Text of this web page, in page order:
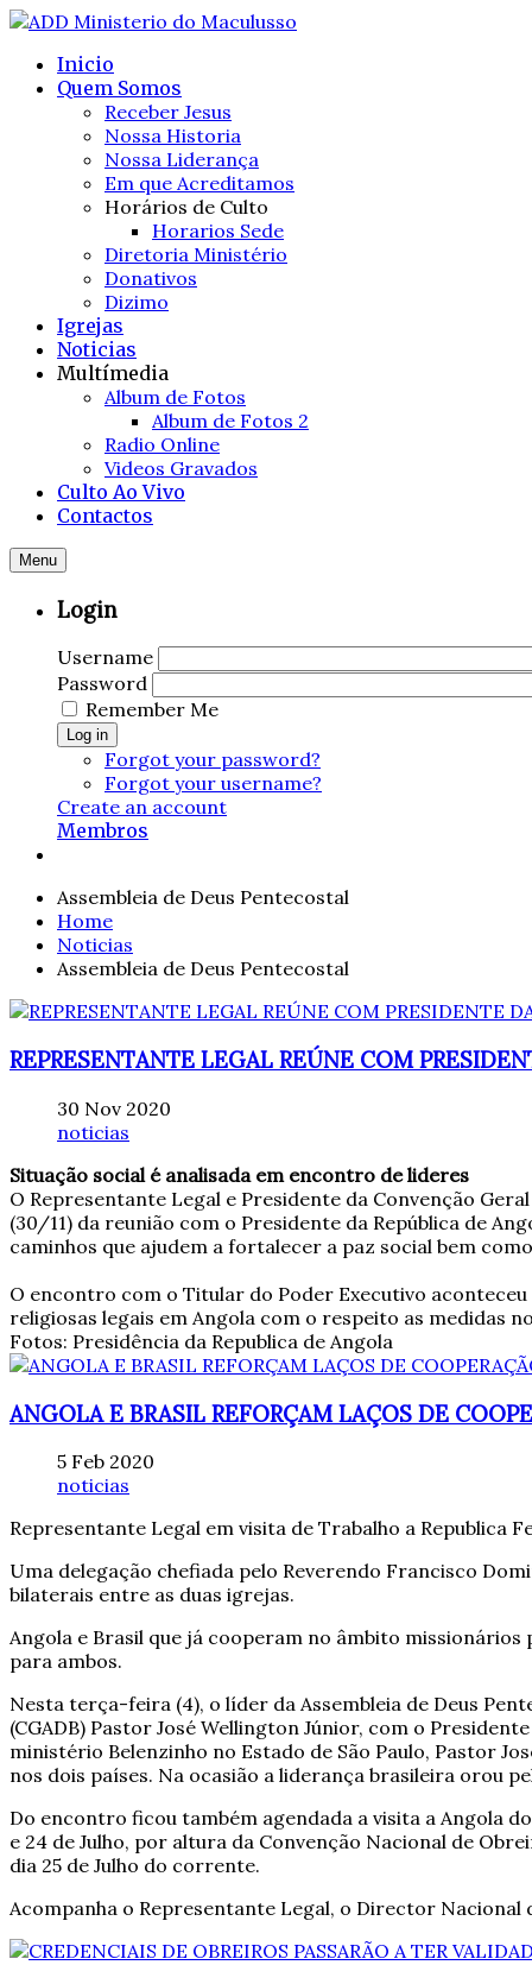
Inicio
Quem Somos
Receber Jesus
Nossa Historia
Nossa Liderança
Em que Acreditamos
Horários de Culto
Horarios Sede
Diretoria Ministério
Donativos
Dizimo
Igrejas
Noticias
Multímedia
Album de Fotos
Album de Fotos 2
Radio Online
Videos Gravados
Culto Ao Vivo
Contactos
Menu
Login
Username
Password
Remember Me
Log in
Forgot your password?
Forgot your username?
Create an account
Membros
Assembleia de Deus Pentecostal
Home
Noticias
Assembleia de Deus Pentecostal
REPRESENTANTE LEGAL REÚNE COM
30 Nov 2020
noticias
Situação social é analisada em encontro de lideres
O Representante Legal e Presidente da Convenção
(30/11) da reunião com o Presidente da República de
caminhos que ajudem a fortalecer a paz social bem
O encontro com o Titular do Poder Executivo
religiosas legais em Angola com o respeito as medidas
Fotos: Presidência da Republica de Angola
ANGOLA E BRASIL REFORÇAM LAÇOS DE
5 Feb 2020
noticias
Representante Legal em visita de Trabalho a Republica
Uma delegação chefiada pelo Reverendo Francisco
bilaterais entre as duas igrejas.
Angola e Brasil que já cooperam no âmbito
para ambos.
Nesta terça-feira (4), o líder da Assembleia de Deus
(CGADB) Pastor José Wellington Júnior, com o
ministério Belenzinho no Estado de São Paulo, Pastor
nos dois países. Na ocasião a liderança brasileira orou
Do encontro ficou também agendada a visita a Angola
e 24 de Julho, por altura da Convenção Nacional de
dia 25 de Julho do corrente.
Acompanha o Representante Legal, o Director Nacional